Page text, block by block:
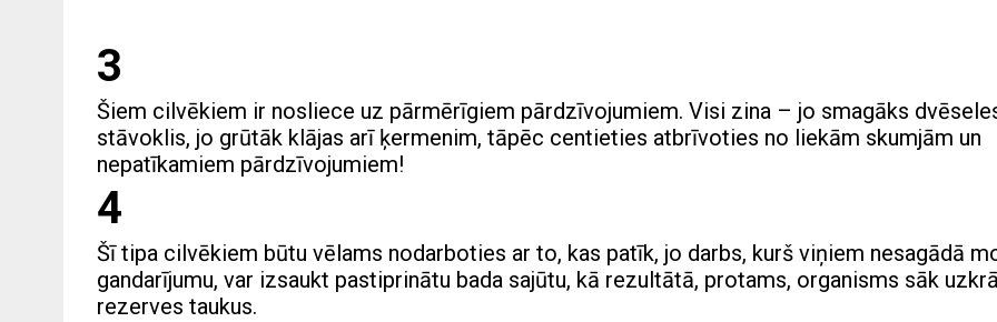
3
Šiem cilvēkiem ir nosliece uz pārmērīgiem pārdzīvojumiem. Visi zina – jo smagāks
stāvoklis, jo grūtāk klājas arī ķermenim, tāpēc centieties atbrīvoties no liekām skumjām un
nepatīkamiem pārdzīvojumiem!
4
Šī tipa cilvēkiem būtu vēlams nodarboties ar to, kas patīk, jo darbs, kurš viņiem nesagādā
gandarījumu, var izsaukt pastiprinātu bada sajūtu, kā rezultātā, protams, organisms sāk
rezerves taukus.